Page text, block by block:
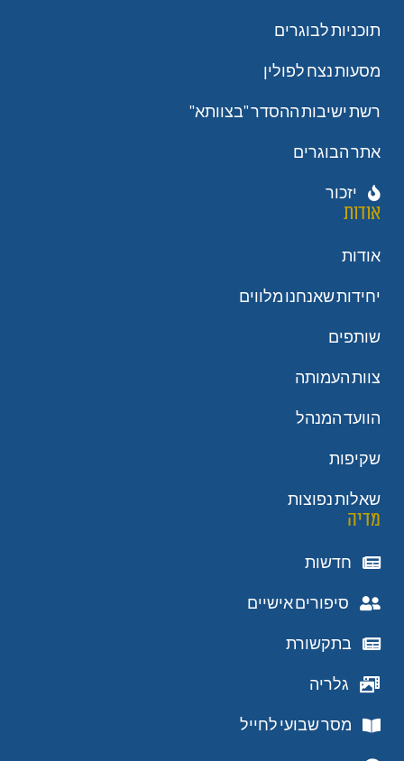
תוכניות לבוגרים
מסעות נצח לפולין
רשת ישיבות ההסדר "בצוותא"
אתר הבוגרים
יזכור
אודות
אודות
יחידות שאנחנו מלווים
שותפים
צוות העמותה
הוועד המנהל
שקיפות
שאלות נפוצות
מדיה
חדשות
סיפורים אישיים
בתקשורת
גלריה
מסר שבועי לחייל